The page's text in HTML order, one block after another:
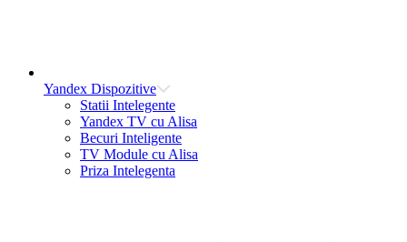
Yandex Dispozitive
Statii Intelegente
Yandex TV cu Alisa
Becuri Inteligente
TV Module cu Alisa
Priza Intelegenta